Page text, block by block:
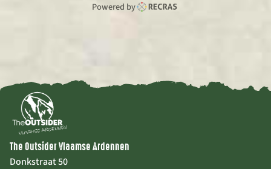
Powered by
The Outsider Vlaamse Ardennen
Donkstraat 50